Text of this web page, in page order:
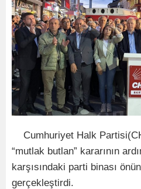
Cumhuriyet Halk
“mutlak butlan” kararının
karşısındaki parti binası
gerçekleştirdi.